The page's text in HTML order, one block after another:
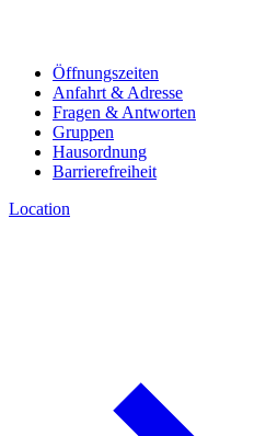
Öffnungszeiten
Anfahrt & Adresse
Fragen & Antworten
Gruppen
Hausordnung
Barrierefreiheit
Location